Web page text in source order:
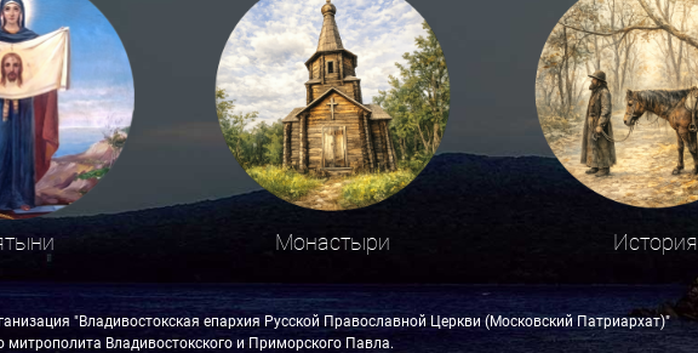
Монастыри История
"Владивостокская епархия Русской Православной Церкви (Московский Патриархат)"
митрополита Владивостокского и Приморского Павла.